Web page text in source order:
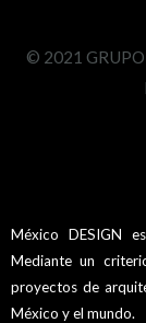
© 2021 GRUPO
México DESIGN
Mediante un
proyectos de
México y el mundo.